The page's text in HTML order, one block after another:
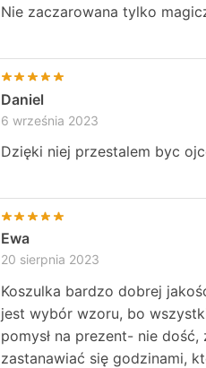
Nie zaczarowana tylko
Daniel
6 września 2023
Dzięki niej przestalem byc
Ewa
20 sierpnia 2023
Koszulka bardzo dobrej
jest wybór wzoru, bo
pomysł na prezent- nie
zastanawiać się godzinami,